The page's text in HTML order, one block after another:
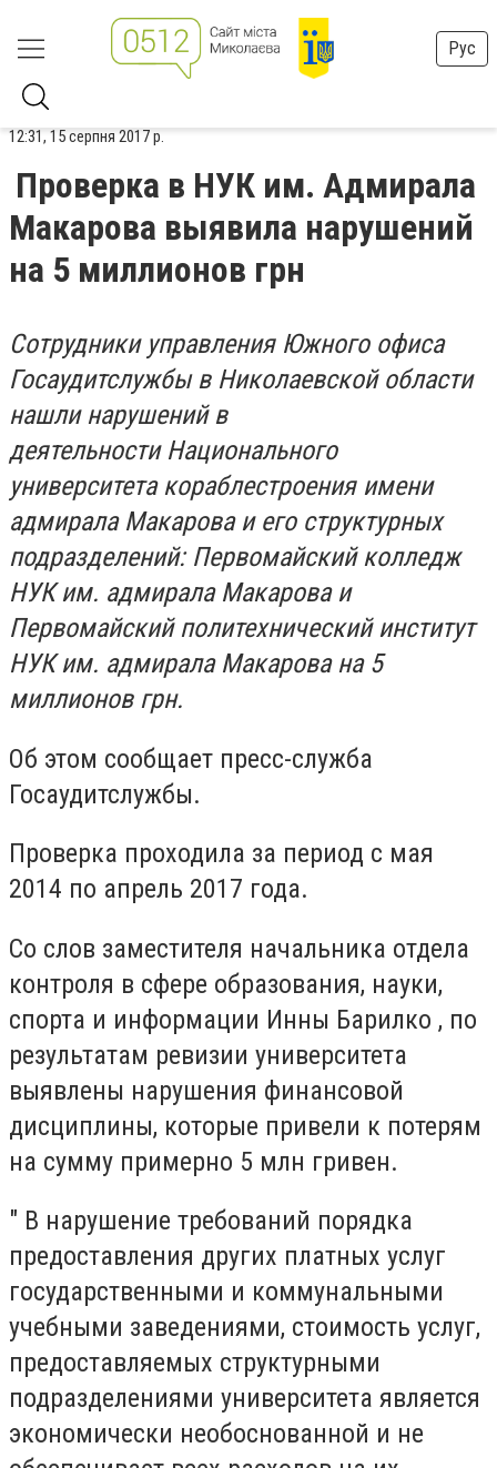
Рус
12:31, 15 серпня 2017 р.
Проверка в НУК им. Адмирала
Макарова выявила нарушений
на 5 миллионов грн
Сотрудники управления Южного офиса
Госаудитслужбы в Николаевской области
нашли нарушений в
деятельности Национального
университета кораблестроения имени
адмирала Макарова и его структурных
подразделений: Первомайский колледж
НУК им. адмирала Макарова и
Первомайский политехнический институт
НУК им. адмирала Макарова на 5
миллионов грн.
Об этом сообщает пресс-служба
Госаудитслужбы.
Проверка проходила за период с мая
2014 по апрель 2017 года.
Со слов заместителя начальника отдела
контроля в сфере образования, науки,
спорта и информации Инны Барилко , по
результатам ревизии университета
выявлены нарушения финансовой
дисциплины, которые привели к потерям
на сумму примерно 5 млн гривен.
" В нарушение требований порядка
предоставления других платных услуг
государственными и коммунальными
учебными заведениями, стоимость услуг,
предоставляемых структурными
подразделениями университета является
экономически необоснованной и не